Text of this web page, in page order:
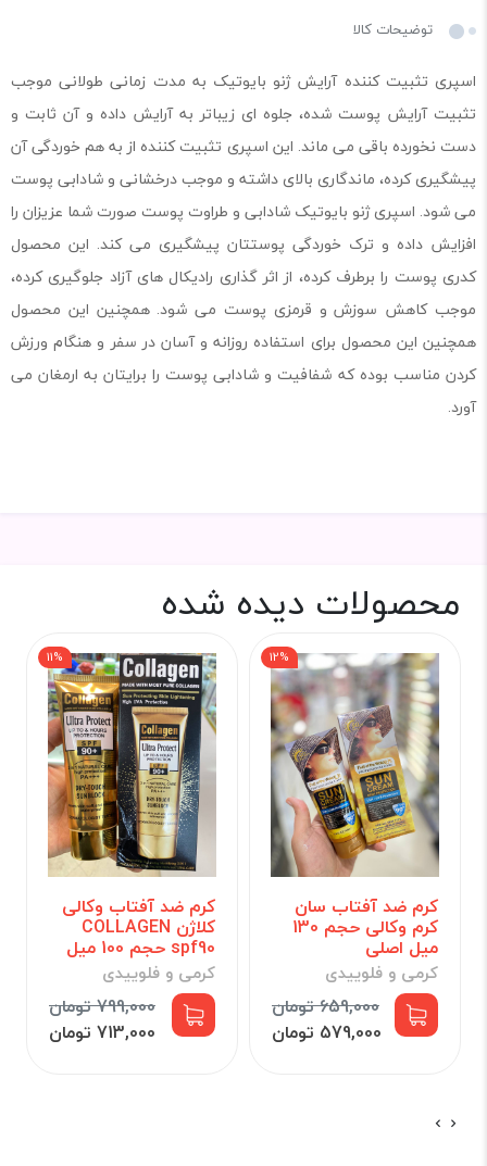
توضیحات کالا
اسپری تثبیت کننده آرایش ژنو بایوتیک به مدت زمانی طولانی موجب
تثبیت آرایش پوست شده، جلوه ای زیباتر به آرایش داده و آن ثابت و
دست نخورده باقی می ماند. این اسپری تثبیت کننده از به هم خوردگی آن
پیشگیری کرده، ماندگاری بالای داشته و موجب درخشانی و شادابی پوست
می شود. اسپری ژنو بایوتیک شادابی و طراوت پوست صورت شما عزیزان را
افزایش داده و ترک خوردگی پوستتان پیشگیری می کند. این محصول
کدری پوست را برطرف کرده، از اثر گذاری رادیکال های آزاد جلوگیری کرده،
موجب کاهش سوزش و قرمزی پوست می شود. همچنین این محصول
همچنین این محصول برای استفاده روزانه و آسان در سفر و هنگام ورزش
کردن مناسب بوده که شفافیت و شادابی پوست را برایتان به ارمغان می
آورد.
محصولات دیده شده
کرم ضد آفتاب سان
کرم وکالی حجم 130
میل اصلی
کرمی و فلوییدی
659,000 تومان
12%
579,000 تومان
کرم ضد آفتاب وکالی
کلاژن COLLAGEN
spf90 حجم 100 میل
کرمی و فلوییدی
799,000 تومان
11%
713,000 تومان